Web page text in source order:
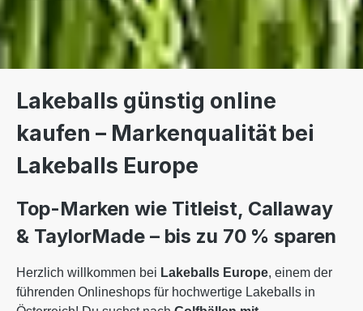
Lakeballs günstig online
kaufen – Markenqualität bei
Lakeballs Europe
Top-Marken wie Titleist, Callaway
& TaylorMade – bis zu 70 % sparen
Herzlich willkommen bei Lakeballs Europe, einem der
führenden Onlineshops für hochwertige Lakeballs in